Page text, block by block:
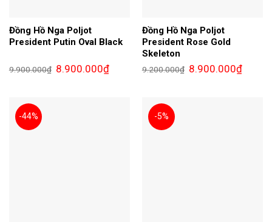
Đồng Hồ Nga Poljot
President Putin Oval Black
9.900.000₫ Giá
gốc
8.900.000₫Giá
hiện
Đồng Hồ Nga Poljot
President Rose Gold
Skeleton
9.200.000₫ Giá
gốc
8.900.000₫Giá
hiện
-44%
-5%